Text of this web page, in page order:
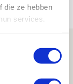
die ze hebben
services.